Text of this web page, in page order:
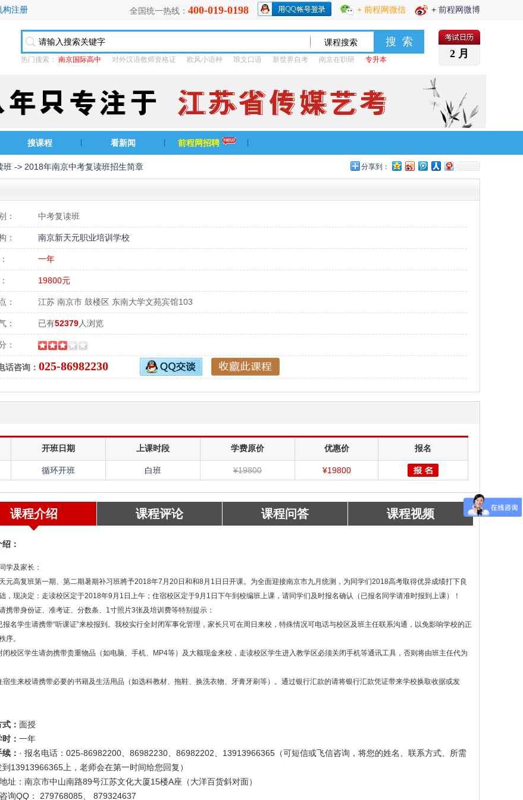
构注册 + 前程网微博
+ 前程网微信
全国统一热线： 400-019-0198
热门搜索： 南京国际高中 对外汉语教师资格证 欧风小语种 琅文口语 新世界自考 南京在职研 专升本 2 月
搜课程 看新闻 前程网招聘
班 -> 2018年南京中考复读班招生简章 分享到：
： 中考复读班
： 南京新天元职业培训学校
一年
19800元
： 江苏 南京市 鼓楼区 东南大学文苑宾馆103
： 已有52379人浏览
：
话咨询： 025-86982230
开班日期 上课时段 学费原价 优惠价 报名
循环开班 白班 ¥19800 ¥19800
课程介绍 课程评论 课程问答 课程视频
：
学及家长：
元高复班第一期、第二期暑期补习班將予2018年7月20日和和8月1日日开课。为全面迎接南京市九月统测，为同学们2018高考取得优异成绩打下良
，现决定：走读校区定于2018年9月1日上午；住宿校区定于9月1日下午到校编班上课，请同学们及时报名确认（已报名同学请准时报到上课）！
携带身份证、准考证、分数条、1寸照片3张及培训费等特别提示：
报名学生请携带“听课证”来校报到。我校实行全封闭军事化管理，家长只可在周日来校，特殊情况可电话与校区及班主任联系沟通，以免影响学校的正
序。
闭校区学生请勿携带贵重物品（如电脑、手机、MP4等）及大额现金来校，走读校区学生进入教学区必须关闭手机等通讯工具，否则将由班主任代为
宿生来校请携带必要的书籍及生活用品（如选科教材、拖鞋、换洗衣物、牙膏牙刷等）。通过银行汇款的请将银行汇款凭证带来学校换取收据或发
： 面授
： 一年
： · 报名电话：025-86982200、86982230、86982202、13913966365（可短信或飞信咨询，将您的姓名、联系方式、所需
到13913966365上，老师会在第一时间给您回复）
址：南京市中山南路89号江苏文化大厦15楼A座（大洋百货斜对面）
询QQ： 279768085、 879324637